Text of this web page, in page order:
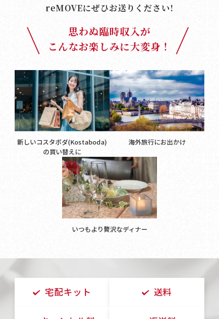
reMOVEにぜひお送りください!
思わぬ臨時収入が
こんなお楽しみに大変身！
新しいコスタボダ(Kostaboda)
の買い替えに
海外旅行にお出かけ
いつもより贅沢なディナー
宅配キット 送料